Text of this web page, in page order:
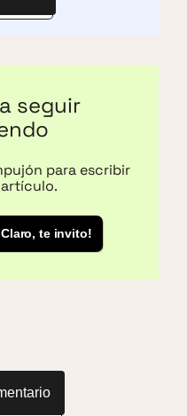
seguir
para escribir
te invito!